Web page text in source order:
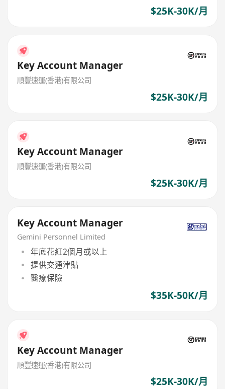
$25K-30K/月
Key Account Manager
順豐速運(香港)有限公司
$25K-30K/月
Key Account Manager
順豐速運(香港)有限公司
$25K-30K/月
Key Account Manager
Gemini Personnel Limited
年底花紅2個月或以上
提供交通津貼
醫療保險
$35K-50K/月
Key Account Manager
順豐速運(香港)有限公司
$25K-30K/月